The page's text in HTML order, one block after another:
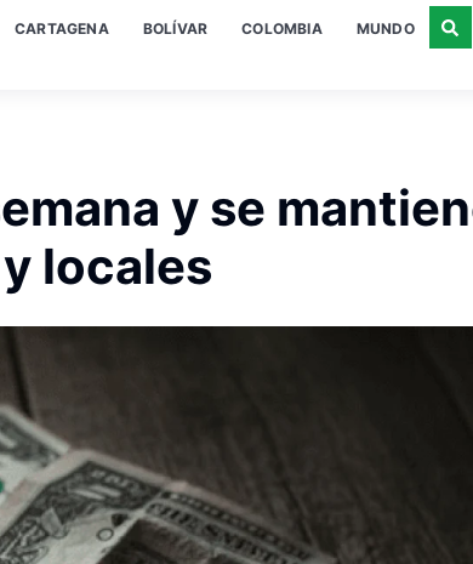
CARTAGENA BOLÍVAR COLOMBIA MUNDO
y se
locales